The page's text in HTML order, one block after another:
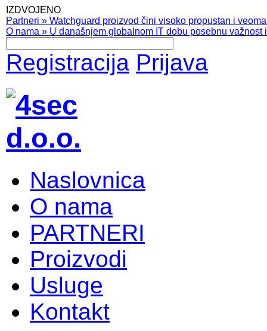
IZDVOJENO
Partneri » Watchguard proizvod čini visoko propustan i
O nama » U današnjem globalnom IT dobu posebnu
Registracija Prijava
Naslovnica
O nama
PARTNERI
Proizvodi
Usluge
Kontakt